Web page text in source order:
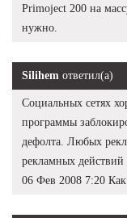
Primoject 200 на
нужно.
Silihem ответил(а)
Социальных сетях
программы
дефолта. Любых
рекламных действий
06 Фев 2008 7:20